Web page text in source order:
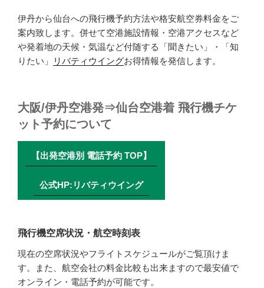
伊丹から仙台への飛行機予約方法や格安航空券料金をご
案内致します。併せて空港施設情報・空港アクセスなど
や発着地の天候・気温など付随する「聞きたい」・「知
りたい」
リバティウイングお得情報を発信します。
大阪/伊丹空港発⇒仙台空港着 飛行機チケ
ット予約について
【出発空港別 電話予約 TOP】
公式HP:リバティウイング
飛行機空席状況・航空時刻表
現在の空席状況やフライトスケジュールがご覧頂けま
す。また、航空会社の料金比較も出来ますので最安値で
オンライン・電話予約が可能です。